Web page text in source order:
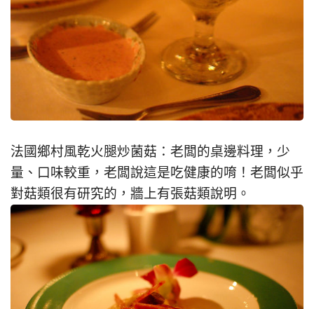
法國鄉村風乾火腿炒菌菇：老闆的桌邊料理，少
量、口味較重，老闆說這是吃健康的唷！老闆似乎
對菇類很有研究的，牆上有張菇類說明。